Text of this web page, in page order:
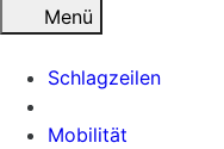
Menü
Schlagzeilen
Mobilität